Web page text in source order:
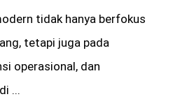
tidak hanya berfokus
tetapi juga pada
operasional, dan
...